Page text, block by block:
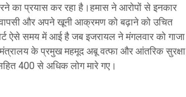
का प्रयास कर रहा है।हमास ने आरोपों से इनकार
वापसी और अपने खूनी आक्रमण को बढ़ाने को उचित
ऐसे समय में आई है जब इजरायल ने मंगलवार को गाजा
के प्रमुख महमूद अबू वत्फा और आंतरिक सुरक्षा
400 से अधिक लोग मारे गए।